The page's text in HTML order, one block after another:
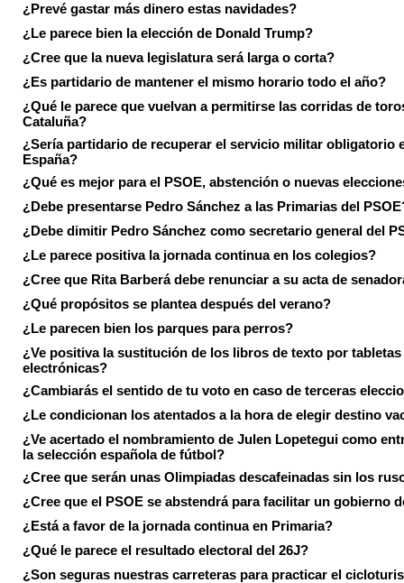
¿Prevé gastar más dinero estas navidades?
¿Le parece bien la elección de Donald Trump?
¿Cree que la nueva legislatura será larga o corta?
¿Es partidario de mantener el mismo horario todo el año?
¿Qué le parece que vuelvan a permitirse las corridas de
Cataluña?
¿Sería partidario de recuperar el servicio militar obligatorio
España?
¿Qué es mejor para el PSOE, abstención o nuevas
¿Debe presentarse Pedro Sánchez a las Primarias del
¿Debe dimitir Pedro Sánchez como secretario general del
¿Le parece positiva la jornada continua en los colegios?
¿Cree que Rita Barberá debe renunciar a su acta de
¿Qué propósitos se plantea después del verano?
¿Le parecen bien los parques para perros?
¿Ve positiva la sustitución de los libros de texto por tabletas
electrónicas?
¿Cambiarás el sentido de tu voto en caso de terceras
¿Le condicionan los atentados a la hora de elegir destino
¿Ve acertado el nombramiento de Julen Lopetegui como
la selección española de fútbol?
¿Cree que serán unas Olimpiadas descafeinadas sin los
¿Cree que el PSOE se abstendrá para facilitar un gobierno
¿Está a favor de la jornada continua en Primaria?
¿Qué le parece el resultado electoral del 26J?
¿Son seguras nuestras carreteras para practicar el